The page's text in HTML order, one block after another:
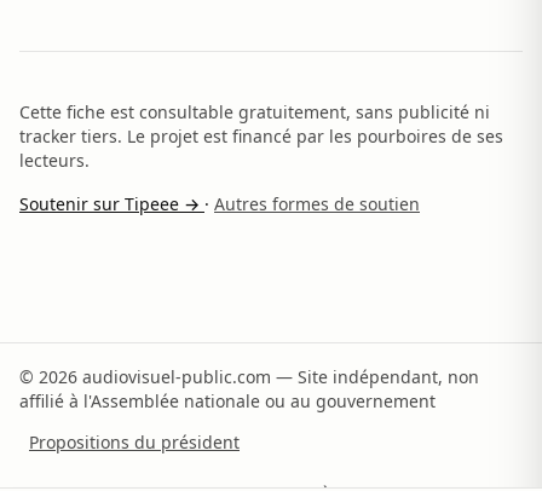
Cette fiche est consultable gratuitement, sans publicité ni
tracker tiers. Le projet est financé par les pourboires de ses
lecteurs.
Soutenir sur Tipeee → · Autres formes de soutien
© 2026 audiovisuel-public.com — Site indépendant, non
affilié à l'Assemblée nationale ou au gouvernement
Propositions du président